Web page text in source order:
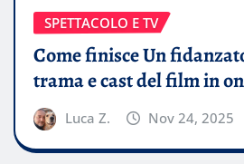
SPETTACOLO E TV
Come finisce Un
trama e cast del film in
Luca Z. Nov 24, 2025